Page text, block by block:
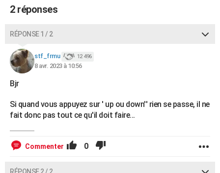
Carte de Noël
Carte Bonne année
Carte Saint-Valentin
Carte Pâques
Carte d'anniversaire
DICTIONNAIRE
Dictionnaire
Biographies
Citations
Expressions
Proverbes
PROGRAMME TV
COPAINS D'AVANT
S'inscrire
Se connecter
Lycées
Collèges
Primaires
Universités
Entreprises
Service militaire
Avis de recherche
AVIS DE DÉCÈS
Bricolage
Lifestyle
Culture
Sport
Auto
Television
Voyage
Cinema
2 réponses
RÉPONSE 1 / 2
stf_frmu 12 496
8 avr. 2023 à 10:56
Bjr
Si quand vous appuyez sur ' up ou down'' rien se passe, il ne
fait donc pas tout ce qu'il doit faire...
Commenter 0